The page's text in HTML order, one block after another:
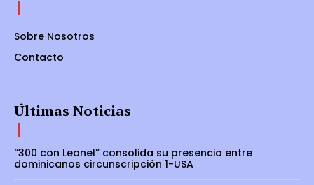
Sobre Nosotros
Contacto
Últimas Noticias
“300 con Leonel” consolida su presencia entre
dominicanos circunscripción 1-USA